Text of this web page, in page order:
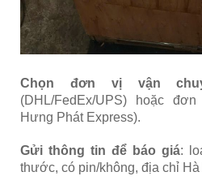
Chọn đơn vị vận
(DHL/FedEx/UPS) hoặc
Hưng Phát Express).
Gửi thông tin để báo giá:
thước, có pin/không, địa chỉ Hà